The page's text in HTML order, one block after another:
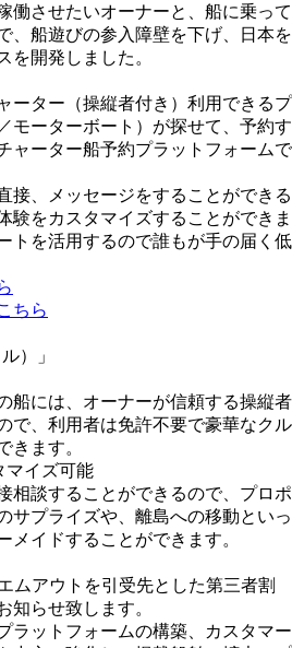
働させたいオーナーと、船に乗って
、船遊びの参入障壁を下げ、日本を
を開発しました。
ーター（操縦者付き）利用できるプ
モーターボート）が探せて、予約す
ャーター船予約プラットフォームで
接、メッセージをすることができる
験をカスタマイズすることができま
トを活用するので誰もが手の届く低
ちら
船には、オーナーが信頼する操縦者
で、利用者は免許不要で豪華なクル
きます。
マイズ可能
相談することができるので、プロポ
サプライズや、離島への移動といっ
メイドすることができます。
ムアウトを引受先とした第三者割
知らせ致します。
ラットフォームの構築、カスタマー